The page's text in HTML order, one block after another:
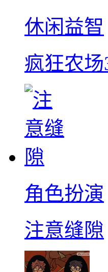
休闲益智
疯狂农
角色扮演
注意缝隙